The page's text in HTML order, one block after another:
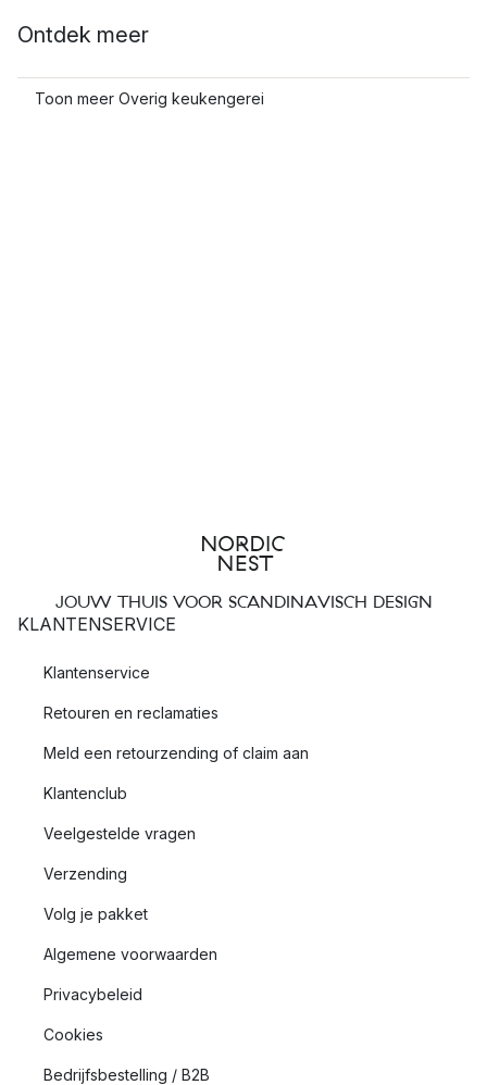
Ontdek meer
Toon meer Overig keukengerei
JOUW THUIS VOOR SCANDINAVISCH DESIGN
KLANTENSERVICE
Klantenservice
Retouren en reclamaties
Meld een retourzending of claim aan
Klantenclub
Veelgestelde vragen
Verzending
Volg je pakket
Algemene voorwaarden
Privacybeleid
Cookies
Bedrijfsbestelling / B2B